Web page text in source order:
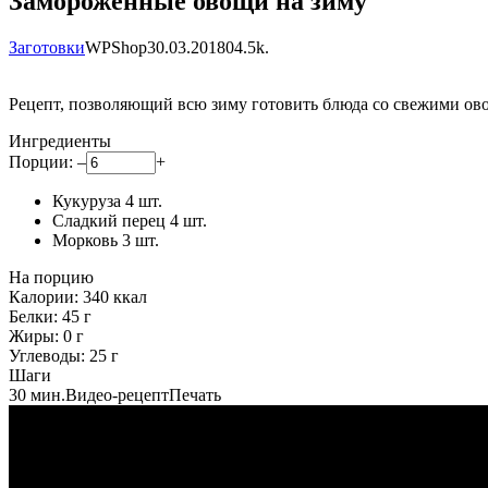
ЗаготовкиWPShop30.03.201804.5k.
Рецепт, позволяющий всю зиму готовить блюда со свежими
Ингредиенты
Порции: – +
Кукуруза 4 шт.
Сладкий перец 4 шт.
Морковь 3 шт.
На порцию
Калории: 340 ккал
Белки: 45 г
Жиры: 0 г
Углеводы: 25 г
Шаги
30 мин.Видео-рецептПечать